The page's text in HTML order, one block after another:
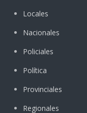
Locales
Nacionales
Policiales
Política
Provinciales
Regionales